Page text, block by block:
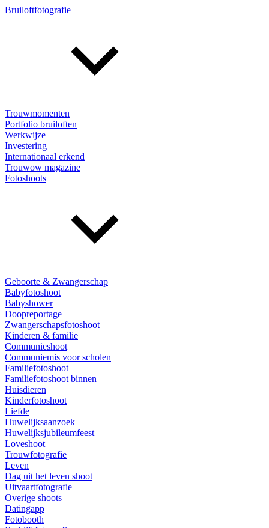
Bruiloftfotografie
Trouwmomenten
Portfolio bruiloften
Werkwijze
Investering
Internationaal erkend
Trouwow magazine
Fotoshoots
Geboorte & Zwangerschap
Babyfotoshoot
Babyshower
Doopreportage
Zwangerschapsfotoshoot
Kinderen & familie
Communieshoot
Communiemis voor scholen
Familiefotoshoot
Familiefotoshoot binnen
Huisdieren
Kinderfotoshoot
Liefde
Huwelijksaanzoek
Huwelijksjubileumfeest
Loveshoot
Trouwfotografie
Leven
Dag uit het leven shoot
Uitvaartfotografie
Overige shoots
Datingapp
Fotobooth